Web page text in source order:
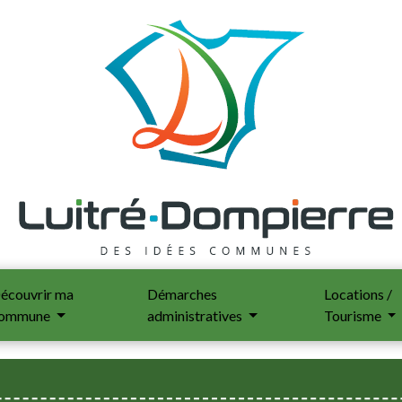
ma
Démarches
administratives
Locations /
Tourisme